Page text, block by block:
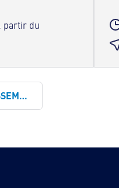
partir du